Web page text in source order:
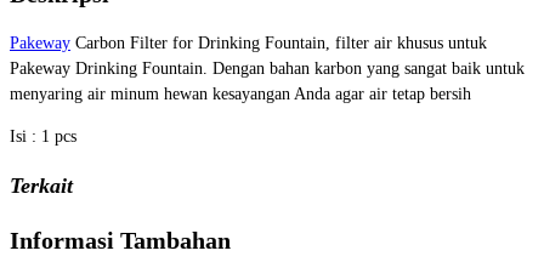
Pakeway Carbon Filter for Drinking Fountain, filter air khusus untuk
Pakeway Drinking Fountain. Dengan bahan karbon yang sangat baik untuk
menyaring air minum hewan kesayangan Anda agar air tetap bersih
Isi : 1 pcs
Terkait
Informasi Tambahan